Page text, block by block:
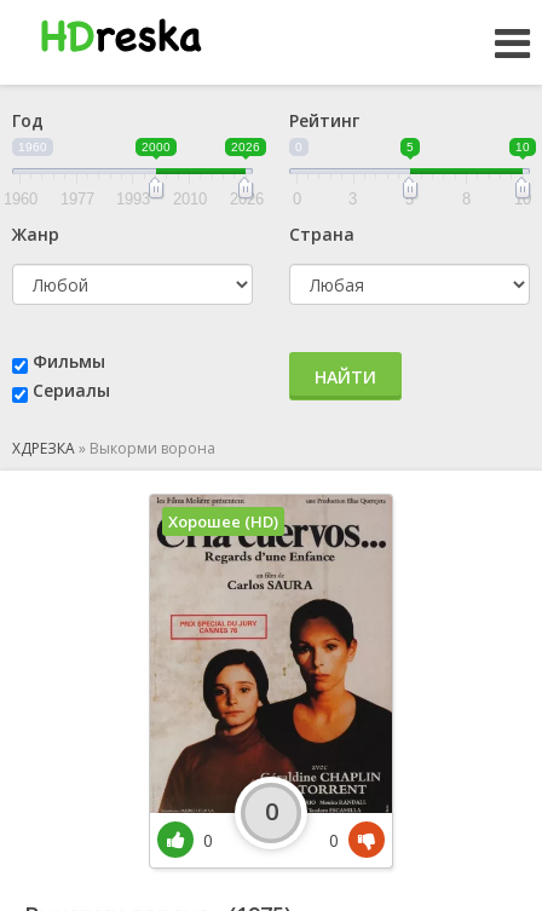
Год
1960 2000 2026
1960 1977 1993 2010 2026
Рейтинг
0 5 10
0 3 5 8 10
Жанр Страна
Фильмы
Сериалы
НАЙТИ
ХДРЕЗКА» Выкорми ворона
Хорошее (HD)
0
0
0